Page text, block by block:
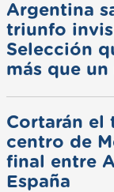
Argentina
triunfo
Selección
más que
Cortarán el
centro de
final entre
España